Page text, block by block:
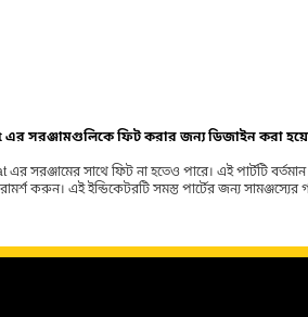
এর সরঞ্জামগুলিকে ফিট করার জন্য ডিজাইন করা
সরঞ্জামের সাথে ফিট না হতেও পারে। এই পার্টটি
এই ইন্ডিকেটরটি সমস্ত পার্টের জন্য সামঞ্জস্যের